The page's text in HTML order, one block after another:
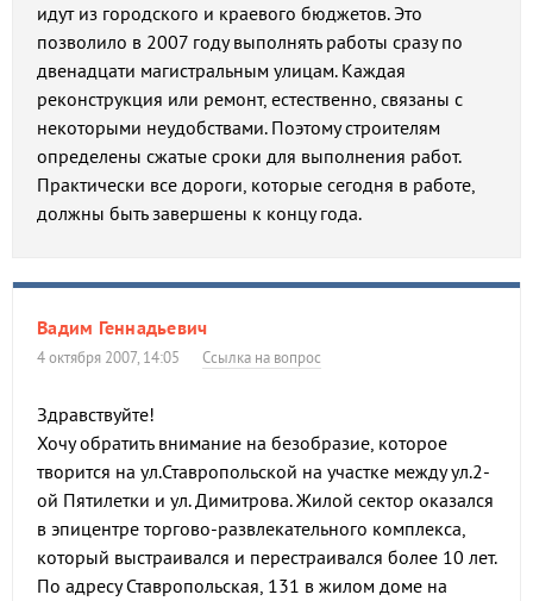
идут из городского и краевого бюджетов. Это
позволило в 2007 году выполнять работы сразу по
двенадцати магистральным улицам. Каждая
реконструкция или ремонт, естественно, связаны с
некоторыми неудобствами. Поэтому строителям
определены сжатые сроки для выполнения работ.
Практически все дороги, которые сегодня в работе,
должны быть завершены к концу года.
Вадим Геннадьевич
4 октября 2007, 14:05 Ссылка на вопрос
Здравствуйте!
Хочу обратить внимание на безобразие, которое
творится на ул.Ставропольской на участке между ул.2-
ой Пятилетки и ул. Димитрова. Жилой сектор оказался
в эпицентре торгово-развлекательного комплекса,
который выстраивался и перестраивался более 10 лет.
По адресу Ставропольская, 131 в жилом доме на